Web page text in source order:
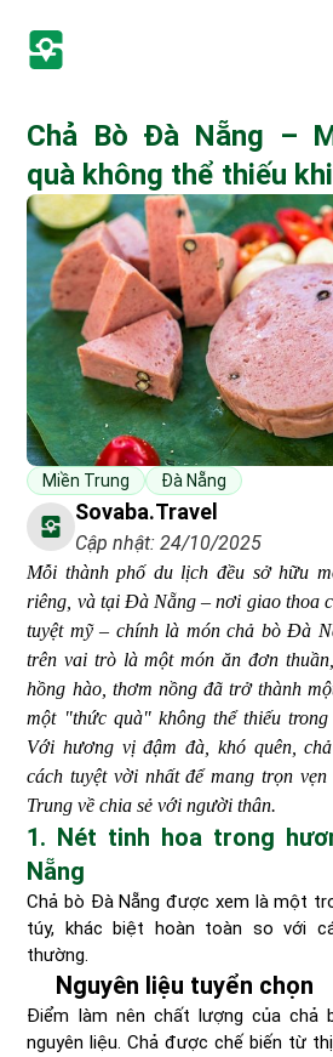
Chả Bò Đà Nẵng –
quà không thể thiếu
Miền Trung Đà Nẵng
Sovaba.travel
Cập nhật: 24/10/2025
Mỗi thành phố du lịch đều sở hữu
riêng, và tại Đà Nẵng – nơi giao thoa
tuyệt mỹ – chính là món chả bò Đà
trên vai trò là một món ăn đơn
hồng hào, thơm nồng đã trở thành
một "thức quà" không thể thiếu
Với hương vị đậm đà, khó quên,
cách tuyệt vời nhất để mang trọn
Trung về chia sẻ với người thân.
1. Nét tinh hoa trong
Nẵng
Chả bò Đà Nẵng được xem là một
túy, khác biệt hoàn toàn so với
thường.
Nguyên liệu tuyển chọn
Điểm làm nên chất lượng của chả
nguyên liệu. Chả được chế biến từ